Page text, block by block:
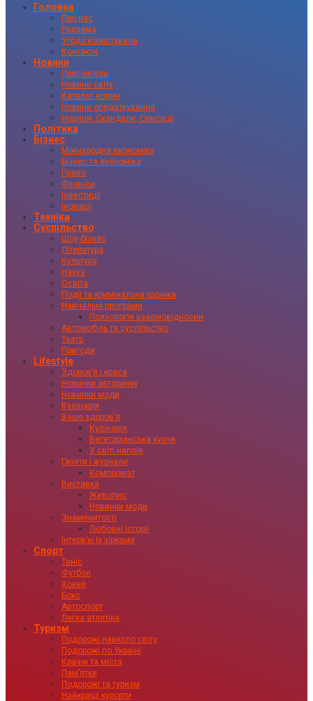
Головна
Про нас
Реклама
Угода користувача
Контакти
Новини
Прес-релізи
Новини світу
Каталог новин
Новини оподаткування
Новини, Скандали, Сенсації
Політика
Бізнес
Міжнародна економіка
Бізнес та економіка
Право
Фінанси
Інвестиції
Іновації
Техніка
Суспільство
Шоу-бізнес
Література
Культура
Наука
Освіта
Події та кримінальна хроніка
Навчальні програми
Психологія взаємовідносин
Автомобіль та суспільство
Театр
Пригоди
Lifestyle
Здоровʼя і краса
Новинки авторинку
Новинки моди
Кулінарія
Ваше здоровʼя
Кулінарія
Вегетаріанська кухня
У світі напоїв
Газети і журнали
Компромат
Виставка
Живопис
Новинки моди
Знаменитості
Любовні історії
Інтервʼю із зірками
Спорт
Теніс
Футбол
Хокей
Бокс
Автоспорт
Легка атлетіка
Туризм
Подорожі навколо світу
Подорожі по Україні
Країни та міста
Пам’ятки
Подорожі та туризм
Найкращі курорти